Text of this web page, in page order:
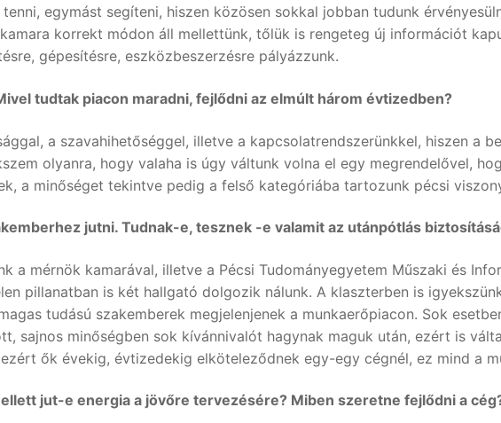
egymást segíteni, hiszen közösen sokkal jobban tudunk
korrekt módon áll mellettünk, tőlük is rengeteg új információt
gépesítésre, eszközbeszerzésre pályázzunk.
tudtak piacon maradni, fejlődni az elmúlt három évtizedben?
a szavahihetőséggel, illetve a kapcsolatrendszerünkkel, hiszen a
olyanra, hogy valaha is úgy váltunk volna el egy megrendelővel,
a minőséget tekintve pedig a felső kategóriába tartozunk pécsi
jutni. Tudnak-e, tesznek -e valamit az utánpótlás
a mérnök kamarával, illetve a Pécsi Tudományegyetem Műszaki és
pillanatban is két hallgató dolgozik nálunk. A klaszterben is
tudású szakemberek megjelenjenek a munkaerőpiacon. Sok
sajnos minőségben sok kívánnivalót hagynak maguk után, ezért is
ők évekig, évtizedekig elköteleződnek egy-egy cégnél, ez mind a
jut-e energia a jövőre tervezésére? Miben szeretne fejlődni a